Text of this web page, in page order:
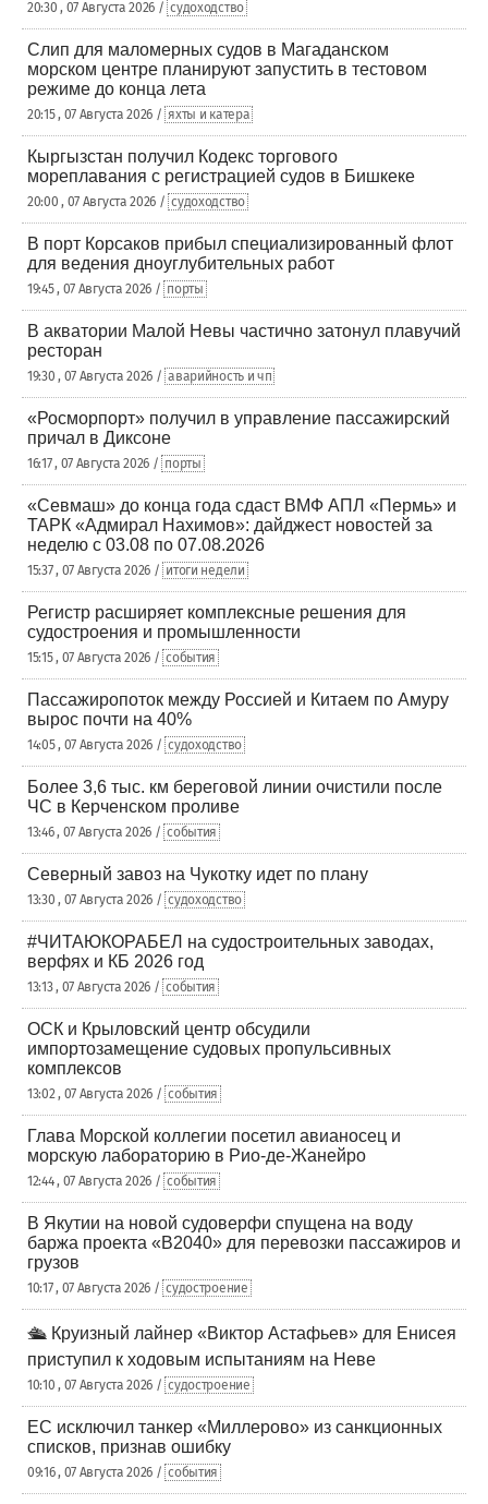
20:30 , 07 Августа 2026 / судоходство
Слип для маломерных судов в Магаданском
морском центре планируют запустить в тестовом
режиме до конца лета
20:15 , 07 Августа 2026 / яхты и катера
Кыргызстан получил Кодекс торгового
мореплавания с регистрацией судов в Бишкеке
20:00 , 07 Августа 2026 / судоходство
В порт Корсаков прибыл специализированный флот
для ведения дноуглубительных работ
19:45 , 07 Августа 2026 / порты
В акватории Малой Невы частично затонул плавучий
ресторан
19:30 , 07 Августа 2026 / аварийность и чп
«Росморпорт» получил в управление пассажирский
причал в Диксоне
16:17 , 07 Августа 2026 / порты
«Севмаш» до конца года сдаст ВМФ АПЛ «Пермь» и
ТАРК «Адмирал Нахимов»: дайджест новостей за
неделю с 03.08 по 07.08.2026
15:37 , 07 Августа 2026 / итоги недели
Регистр расширяет комплексные решения для
судостроения и промышленности
15:15 , 07 Августа 2026 / события
Пассажиропоток между Россией и Китаем по Амуру
вырос почти на 40%
14:05 , 07 Августа 2026 / судоходство
Более 3,6 тыс. км береговой линии очистили после
ЧС в Керченском проливе
13:46 , 07 Августа 2026 / события
Северный завоз на Чукотку идет по плану
13:30 , 07 Августа 2026 / судоходство
#ЧИТАЮКОРАБЕЛ на судостроительных заводах,
верфях и КБ 2026 год
13:13 , 07 Августа 2026 / события
ОСК и Крыловский центр обсудили
импортозамещение судовых пропульсивных
комплексов
13:02 , 07 Августа 2026 / события
Глава Морской коллегии посетил авианосец и
морскую лабораторию в Рио-де-Жанейро
12:44 , 07 Августа 2026 / события
В Якутии на новой судоверфи спущена на воду
баржа проекта «В2040» для перевозки пассажиров и
грузов
10:17 , 07 Августа 2026 / судостроение
🛳️ Круизный лайнер «Виктор Астафьев» для Енисея
приступил к ходовым испытаниям на Неве
10:10 , 07 Августа 2026 / судостроение
ЕС исключил танкер «Миллерово» из санкционных
списков, признав ошибку
09:16 , 07 Августа 2026 / события